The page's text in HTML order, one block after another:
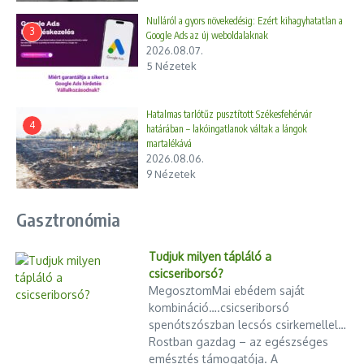
Azzal azonban eddig kevesebbet foglalkoztak a szakemberek,
milyen hatással vannak a szövegértésre, a gondolkodás és a
fantázia fejlődésére a mesekönyvek illusztrációi. Pedig a
„digitális bennszülöttként” emlegetett generációnak hatalmas
„Ezt a szakirodalomban sokszor olyan kifejezésekkel
illetik, mint vizuális szőnyegbombázás vagy
képrobbanás, miközben a kutatások azt mutatják,
közege. Ez a generáció sokkal inkább jobb agyféltekei
működéssel – képekkel, holisztikus megközelítéssel –
próbálja befogadni a világot”
– magyarázza a szakember.
Egy 2019-es hazai felmérésből az is kiderült: az óvodásoknak
3
Nulláról a gyors növekedésig: Ezért kihagyhatatlan a
Google Ads az új weboldalaknak
2026.08.07.
5 Nézetek
4
Hatalmas tarlótűz pusztított Székesfehérvár
határában – lakóingatlanok váltak a lángok
martalékává
2026.08.06.
9 Nézetek
Gasztronómia
Tudjuk milyen tápláló a
csicseriborsó?
MegosztomMai ebédem saját
kombináció….csicseriborsó
spenótszószban lecsós csirkemellel…
Rostban gazdag – az egészséges
emésztés támogatója. A